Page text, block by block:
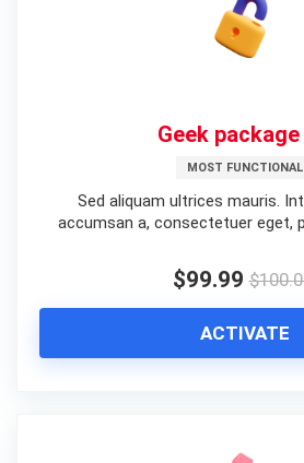
Geek
MOST FUNCTIONAL
Sed aliquam ultrices mauris.
accumsan a, consectetuer eget,
$99.99
ACTIVATE